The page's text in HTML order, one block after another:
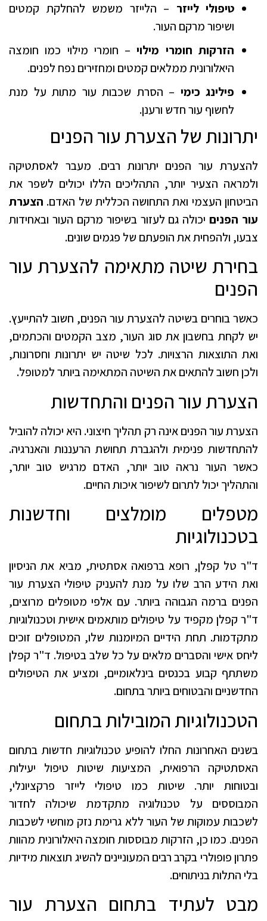
טיפולי לייזר – הלייזר משמש להחלקת קמטים
ושיפור מרקם העור.
הזרקות חומרי מילוי– חומרי מילוי כמו חומצה
היאלורונית ממלאים קמטים ומחזירים נפח לפנים.
פילינג כימי – הסרת שכבות עור מתות על מנת
לחשוף עור חדש ורענן.
יתרונות של הצערת עור הפנים
להצערת עור הפנים יתרונות רבים. מעבר לאסתטיקה
ולמראה הצעיר יותר, התהליכים הללו יכולים לשפר את
הביטחון העצמי ואת התחושה הכללית של האדם. הצערת
עור הפניםיכולה גם לעזור בשיפור מרקם העור ובאחידות
צבעו, ולהפחית את הופעתם של פגמים שונים.
בחירת שיטה מתאימה להצערת עור
הפנים
כאשר בוחרים בשיטה להצערת עור הפנים, חשוב להתייעץ.
יש לקחת בחשבון את סוג העור, מצב הקמטים והכתמים,
ואת התוצאות הרצויות. לכל שיטה יש יתרונות וחסרונות,
ולכן חשוב להתאים את השיטה המתאימה ביותר למטופל.
הצערת עור הפנים והתחדשות
הצערת עור הפנים אינה רק תהליך חיצוני. היא יכולה להוביל
להתחדשות פנימית ולהגברת תחושת הרעננות והאנרגיה.
כאשר העור נראה טוב יותר, האדם מרגיש טוב יותר,
והתהליך יכול לתרום לשיפור איכות החיים.
מטפלים מומלצים וחדשנות
בטכנולוגיות
ד"ר טל קפלן, רופא ברפואה אסתטית, מביא את הניסיון
ואת הידע הרב שלו על מנת להעניק טיפולי הצערת עור
הפנים ברמה הגבוהה ביותר. עם אלפי מטופלים מרוצים,
ד"ר קפלן מקפיד על טיפולים מותאמים אישית וטכנולוגיות
מתקדמות. תחת הידיים המיומנות שלו, המטופלים זוכים
ליחס אישי והסברים מלאים על כל שלב בטיפול. ד"ר קפלן
משתתף קבוע בכנסים בינלאומיים, ומציע את הטיפולים
החדשניים והבטוחים ביותר בתחום.
הטכנולוגיות המובילות בתחום
בשנים האחרונות החלו להופיע טכנולוגיות חדשות בתחום
האסתטיקה הרפואית, המציעות שיטות טיפול יעילות
ובטוחות יותר. שיטות כמו טיפולי לייזר פרקציונלי,
המבוססים על טכנולוגיה מתקדמת שיכולה לחדור
לשכבות עמוקות של העור ללא גרימת נזק מוחשי לשכבות
הפנים. כמו כן, הזרקות מבוססות חומצה היאלורונית מהוות
פתרון פופולרי בקרב רבים המעוניינים להשיג תוצאות מידיות
בלי התלות בניתוחים.
מבט לעתיד בתחום הצערת עור